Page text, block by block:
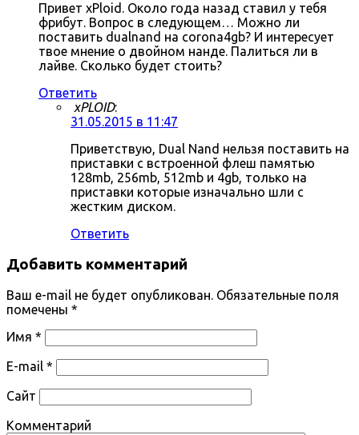
Привет xPloid. Около года назад ставил у тебя
фрибут. Вопрос в следующем… Можно ли
поставить dualnand на corona4gb? И интересует
твое мнение о двойном нанде. Палиться ли в
лайве. Сколько будет стоить?
Ответить
xPLOID:
31.05.2015 в 11:47
Приветствую, Dual Nand нельзя поставить на
приставки с встроенной флеш памятью
128mb, 256mb, 512mb и 4gb, только на
приставки которые изначально шли с
жестким диском.
Ответить
Добавить комментарий
Ваш e-mail не будет опубликован. Обязательные поля
помечены *
Имя *
E-mail *
Сайт
Комментарий